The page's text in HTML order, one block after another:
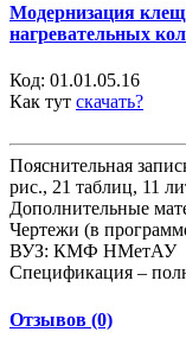
Модернизация
нагревательных
Код: 01.01.05.16
Как тут скачать?
Пояснительная
рис., 21 таблиц, 11
Дополнительные
Чертежи (в
ВУЗ: КМФ НМетАУ
Спецификация –
Отзывов (0)